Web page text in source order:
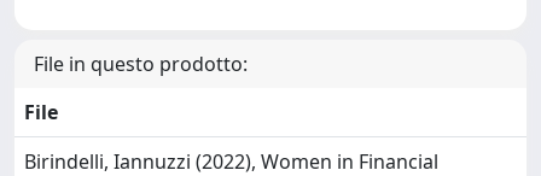
File in questo prodotto:
File
Birindelli, Iannuzzi (2022), Women in Financial